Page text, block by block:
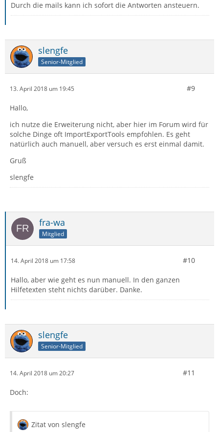
Durch die mails kann ich sofort die Antworten ansteuern.
slengfe
Senior-Mitglied
13. April 2018 um 19:45 #9
Hallo,
ich nutze die Erweiterung nicht, aber hier im Forum wird für
solche Dinge oft ImportExportTools empfohlen. Es geht
natürlich auch manuell, aber versuch es erst einmal damit.
Gruß
slengfe
fra-wa
Mitglied
14. April 2018 um 17:58 #10
Hallo, aber wie geht es nun manuell. In den ganzen
Hilfetexten steht nichts darüber. Danke.
slengfe
Senior-Mitglied
14. April 2018 um 20:27 #11
Doch:
Zitat von slengfe